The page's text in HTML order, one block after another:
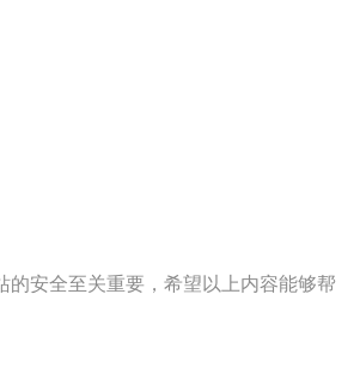
安全至关重要，希望以上内容能够帮